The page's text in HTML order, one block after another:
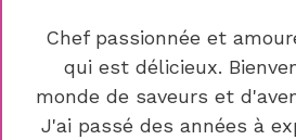
Chef passionnée et
qui est délicieux.
monde de saveurs et
J'ai passé des années à